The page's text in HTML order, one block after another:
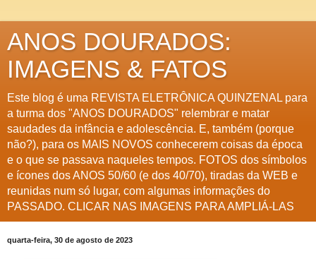
ANOS DOURADOS:
IMAGENS & FATOS
Este blog é uma REVISTA ELETRÔNICA QUINZENAL para
a turma dos "ANOS DOURADOS" relembrar e matar
saudades da infância e adolescência. E, também (porque
não?), para os MAIS NOVOS conhecerem coisas da época
e o que se passava naqueles tempos. FOTOS dos símbolos
e ícones dos ANOS 50/60 (e dos 40/70), tiradas da WEB e
reunidas num só lugar, com algumas informações do
PASSADO. CLICAR NAS IMAGENS PARA AMPLIÁ-LAS
quarta-feira, 30 de agosto de 2023